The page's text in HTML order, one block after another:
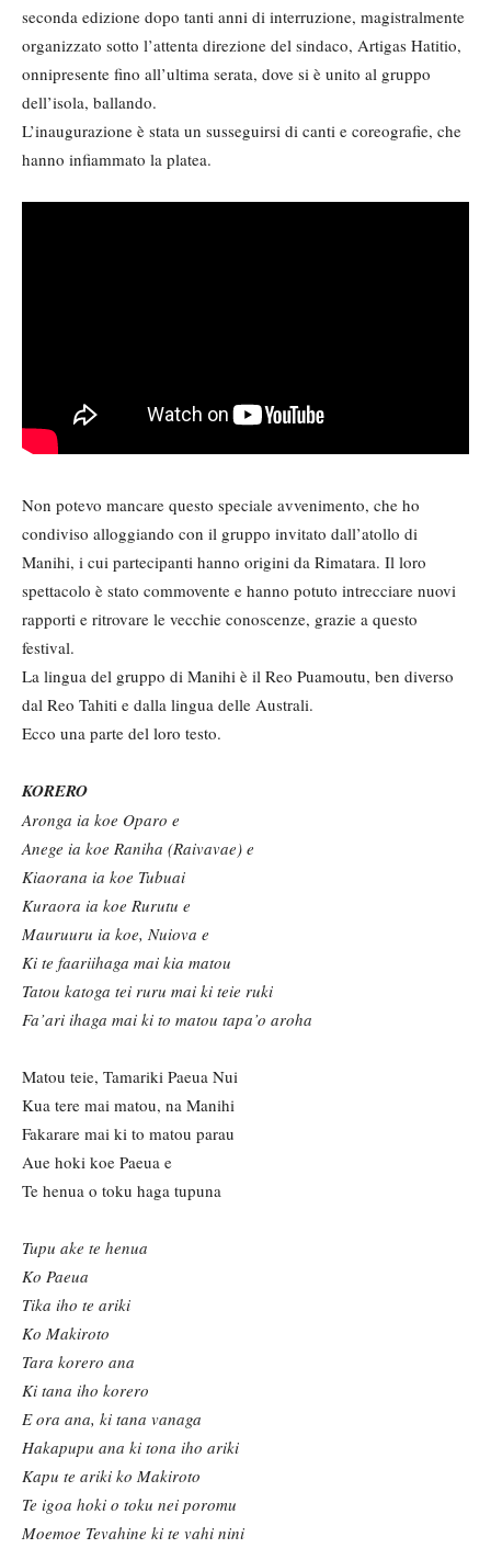
seconda edizione dopo tanti anni di interruzione, magistralmente
organizzato sotto l’attenta direzione del sindaco, Artigas Hatitio,
onnipresente fino all’ultima serata, dove si è unito al gruppo
dell’isola, ballando.
L’inaugurazione è stata un susseguirsi di canti e coreografie, che
hanno infiammato la platea.
Non potevo mancare questo speciale avvenimento, che ho
condiviso alloggiando con il gruppo invitato dall’atollo di
Manihi, i cui partecipanti hanno origini da Rimatara. Il loro
spettacolo è stato commovente e hanno potuto intrecciare nuovi
rapporti e ritrovare le vecchie conoscenze, grazie a questo
festival.
La lingua del gruppo di Manihi è il Reo Puamoutu, ben diverso
dal Reo Tahiti e dalla lingua delle Australi.
Ecco una parte del loro testo.
KORERO
Aronga ia koe Oparo e
Anege ia koe Raniha (Raivavae) e
Kiaorana ia koe Tubuai
Kuraora ia koe Rurutu e
Mauruuru ia koe, Nuiova e
Ki te faariihaga mai kia matou
Tatou katoga tei ruru mai ki teie ruki
Fa’ari ihaga mai ki to matou tapa’o aroha
Matou teie, Tamariki Paeua Nui
Kua tere mai matou, na Manihi
Fakarare mai ki to matou parau
Aue hoki koe Paeua e
Te henua o toku haga tupuna
Tupu ake te henua
Ko Paeua
Tika iho te ariki
Ko Makiroto
Tara korero ana
Ki tana iho korero
E ora ana, ki tana vanaga
Hakapupu ana ki tona iho ariki
Kapu te ariki ko Makiroto
Te igoa hoki o toku nei poromu
Moemoe Tevahine ki te vahi nini